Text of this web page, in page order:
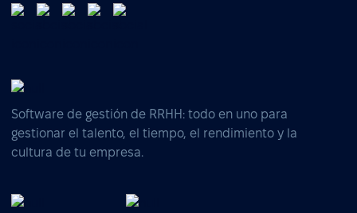
Software de gestión de RRHH: todo en uno para
gestionar el talento, el tiempo, el rendimiento y la
cultura de tu empresa.